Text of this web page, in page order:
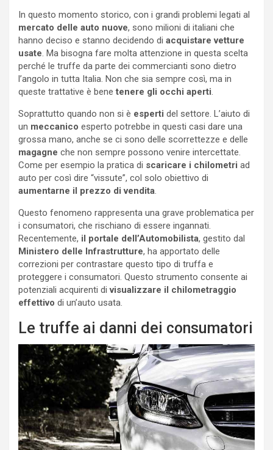
In questo momento storico, con i grandi problemi legati al
mercato delle auto nuove, sono milioni di italiani che
hanno deciso e stanno decidendo di acquistare vetture
usate. Ma bisogna fare molta attenzione in questa scelta
perché le truffe da parte dei commercianti sono dietro
l’angolo in tutta Italia. Non che sia sempre così, ma in
queste trattative è benetenere gli occhi aperti.
Soprattutto quando non si è esperti del settore. L’aiuto di
un meccanico esperto potrebbe in questi casi dare una
grossa mano, anche se ci sono delle scorrettezze e delle
magagne che non sempre possono venire intercettate.
Come per esempio la pratica di scaricare i chilometri ad
auto per così dire “vissute”, col solo obiettivo di
aumentarne il prezzo di vendita.
Questo fenomeno rappresenta una grave problematica per
i consumatori, che rischiano di essere ingannati.
Recentemente, il portale dell’Automobilista, gestito dal
Ministero delle Infrastrutture, ha apportato delle
correzioni per contrastare questo tipo di truffa e
proteggere i consumatori. Questo strumento consente ai
potenziali acquirenti divisualizzare il chilometraggio
effettivo di un’auto usata.
Le truffe ai danni dei consumatori